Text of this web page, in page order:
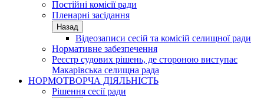
Постійні комісії ради
Пленарні засідання
Назад
Відеозаписи сесій та комісій селищної ради
Нормативне забезпечення
Реєстр судових рішень, де стороною виступає
Макарівська селищна рада
НОРМОТВОРЧА ДІЯЛЬНІСТЬ
Рішення сесії ради